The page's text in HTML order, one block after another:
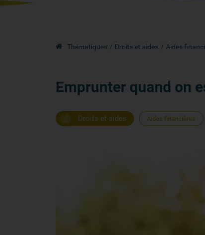
Thématiques Droits et aides Aides
Emprunter quand on
Droits et aides Aides financières